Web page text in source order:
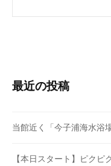
最近の投稿
当館近く「今子浦海水浴
【本日スタート】ピク